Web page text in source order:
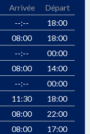
Arrivée
Départ
--:--
18:00
08:00
18:00
--:--
00:00
08:00
14:00
--:--
00:00
11:30
18:00
08:00
22:00
08:00
17:00